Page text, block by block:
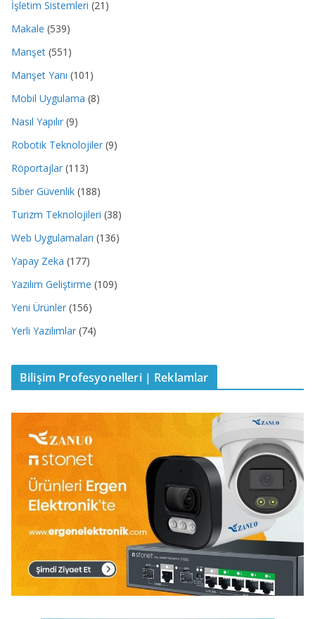
İşletim Sistemleri (21)
Makale (539)
Manşet (551)
Manşet Yanı (101)
Mobil Uygulama (8)
Nasıl Yapılır (9)
Robotik Teknolojiler (9)
Röportajlar (113)
Siber Güvenlik (188)
Turizm Teknolojileri (38)
Web Uygulamaları (136)
Yapay Zeka (177)
Yazılım Geliştirme (109)
Yeni Ürünler (156)
Yerli Yazılımlar (74)
Bilişim Profesyonelleri | Reklamlar